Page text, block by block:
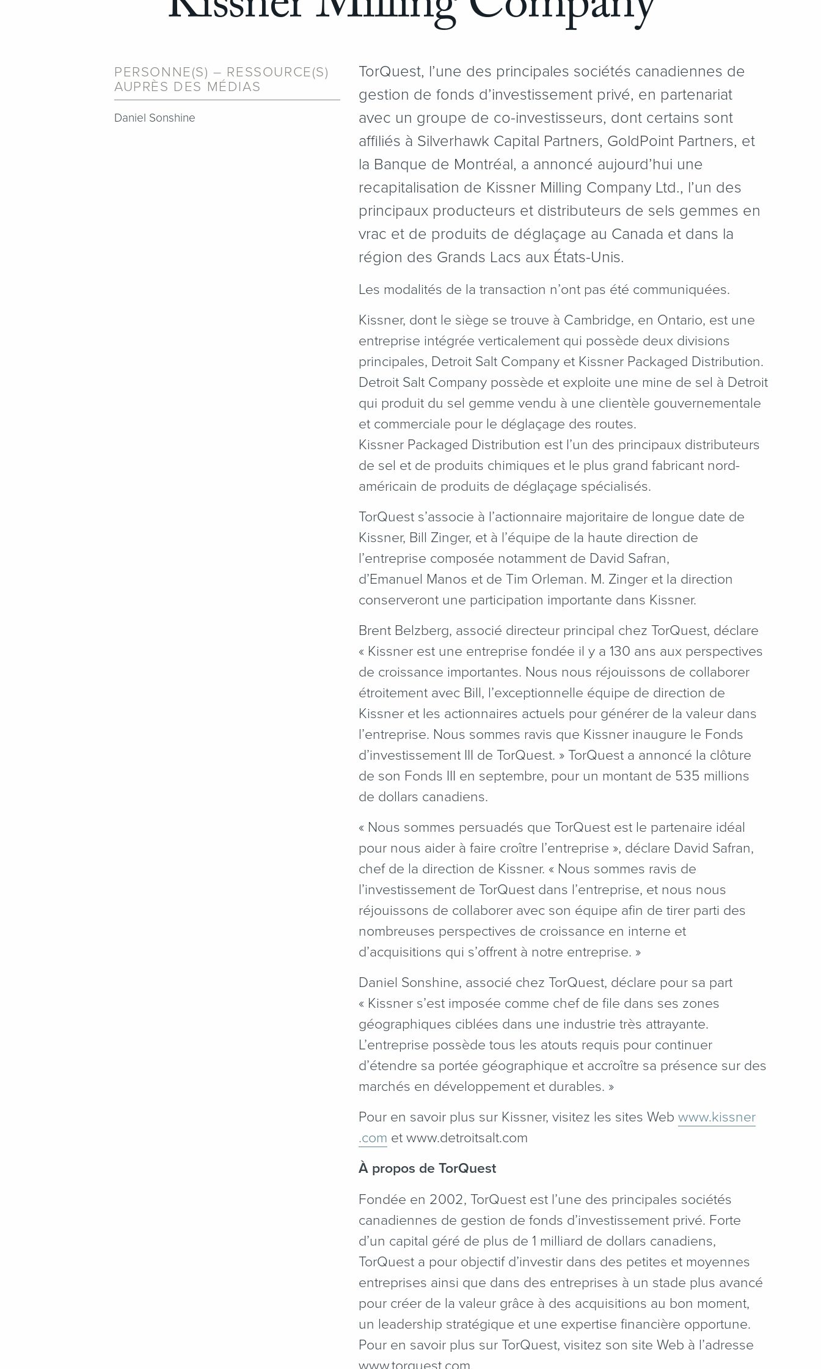
TorQuest, l’une des principales sociétés canadiennes de
gestion de fonds d’investissement privé, en partenariat
avec un groupe de co-investisseurs, dont certains sont
affiliés à Silverhawk Capital Partners, GoldPoint Partners, et
la Banque de Montréal, a annoncé aujourd’hui une
recapitalisation de Kissner Milling Company Ltd., l’un des
principaux producteurs et distributeurs de sels gemmes en
vrac et de produits de déglaçage au Canada et dans la
région des Grands Lacs aux États-Unis.
Les modalités de la transaction n’ont pas été communiquées.
Kissner, dont le siège se trouve à Cambridge, en Ontario, est une
entreprise intégrée verticalement qui possède deux divisions
principales, Detroit Salt Company et Kissner Packaged Distribution.
Detroit Salt Company possède et exploite une mine de sel à Detroit
qui produit du sel gemme vendu à une clientèle gouvernementale
et commerciale pour le déglaçage des routes.
Kissner Packaged Distribution est l’un des principaux distributeurs
de sel et de produits chimiques et le plus grand fabricant nord-
américain de produits de déglaçage spécialisés.
TorQuest s’associe à l’actionnaire majoritaire de longue date de
Kissner, Bill Zinger, et à l’équipe de la haute direction de
l’entreprise composée notamment de David Safran,
d’Emanuel Manos et de Tim Orleman. M. Zinger et la direction
conserveront une participation importante dans Kissner.
Brent Belzberg, associé directeur principal chez TorQuest, déclare
« Kissner est une entreprise fondée il y a 130 ans aux perspectives
de croissance importantes. Nous nous réjouissons de collaborer
étroitement avec Bill, l’exceptionnelle équipe de direction de
Kissner et les actionnaires actuels pour générer de la valeur dans
l’entreprise. Nous sommes ravis que Kissner inaugure le Fonds
d’investissement III de TorQuest. » TorQuest a annoncé la clôture
de son Fonds III en septembre, pour un montant de 535 millions
de dollars canadiens.
« Nous sommes persuadés que TorQuest est le partenaire idéal
pour nous aider à faire croître l’entreprise », déclare David Safran,
chef de la direction de Kissner. « Nous sommes ravis de
l’investissement de TorQuest dans l’entreprise, et nous nous
réjouissons de collaborer avec son équipe afin de tirer parti des
nombreuses perspectives de croissance en interne et
d’acquisitions qui s’offrent à notre entreprise. »
Daniel Sonshine, associé chez TorQuest, déclare pour sa part
« Kissner s’est imposée comme chef de file dans ses zones
géographiques ciblées dans une industrie très attrayante.
L’entreprise possède tous les atouts requis pour continuer
d’étendre sa portée géographique et accroître sa présence sur des
marchés en développement et durables. »
Pour en savoir plus sur Kissner, visitez les sites Web www​.kiss​ner​
.com et www​.detroit​salt​.com
À propos de TorQuest
Fondée en 2002, TorQuest est l’une des principales sociétés
canadiennes de gestion de fonds d’investissement privé. Forte
d’un capital géré de plus de 1 milliard de dollars canadiens,
TorQuest a pour objectif d’investir dans des petites et moyennes
entreprises ainsi que dans des entreprises à un stade plus avancé
pour créer de la valeur grâce à des acquisitions au bon moment,
un leadership stratégique et une expertise financière opportune.
Pour en savoir plus sur TorQuest, visitez son site Web à l’adresse
PERSONNE(S) – RESSOURCE(S)
AUPRÈS DES MÉDIAS
Daniel Sonshine